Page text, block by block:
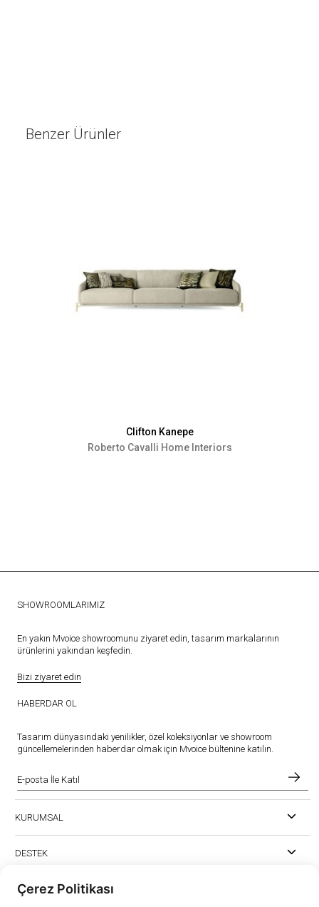
Benzer Ürünler
Clifton Kanepe
Roberto Cavalli Home Interiors
SHOWROOMLARIMIZ
En yakın Mvoice showroomunu ziyaret edin, tasarım markalarının
ürünlerini yakından keşfedin.
Bizi ziyaret edin
HABERDAR OL
Tasarım dünyasındaki yenilikler, özel koleksiyonlar ve showroom
güncellemelerinden haberdar olmak için Mvoice bültenine katılın.
KURUMSAL
DESTEK
Çerez Politikası